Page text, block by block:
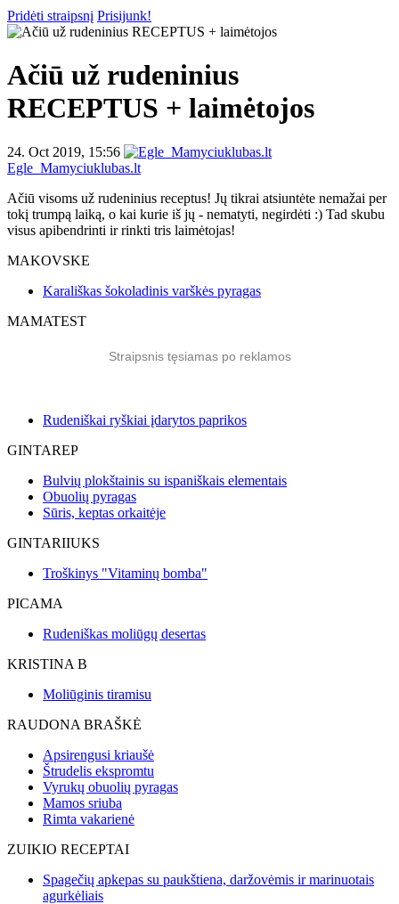
Pridėti straipsnį Prisijunk!
Ačiū už rudeninius
RECEPTUS + laimėtojos
24. Oct 2019, 15:56
Egle_Mamyciuklubas.lt
Ačiū visoms už rudeninius receptus! Jų tikrai atsiuntėte nemažai per
tokį trumpą laiką, o kai kurie iš jų - nematyti, negirdėti :) Tad skubu
visus apibendrinti ir rinkti tris laimėtojas!
MAKOVSKE
Karališkas šokoladinis varškės pyragas
MAMATEST
Straipsnis tęsiamas po reklamos
Rudeniškai ryškiai įdarytos paprikos
GINTAREP
Bulvių plokštainis su ispaniškais elementais
Obuolių pyragas
Sūris, keptas orkaitėje
GINTARIIUKS
Troškinys "Vitaminų bomba"
PICAMA
Rudeniškas moliūgų desertas
KRISTINA B
Moliūginis tiramisu
RAUDONA BRAŠKĖ
Apsirengusi kriaušė
Štrudelis ekspromtu
Vyrukų obuolių pyragas
Mamos sriuba
Rimta vakarienė
ZUIKIO RECEPTAI
Spagečių apkepas su paukštiena, daržovėmis ir marinuotais
agurkėliais